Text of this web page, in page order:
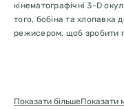
кінематографічні 3-D
того, бобіна та хлопавка
режисером, щоб зробити
для додаткової міцності
Показати більшеПоказати